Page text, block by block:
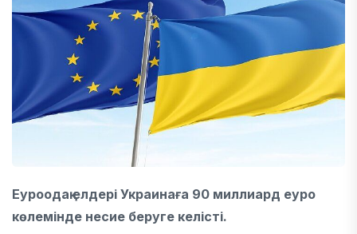
Еуроодақ елдері Украинаға 90 миллиард еуро
көлемінде несие беруге келісті.